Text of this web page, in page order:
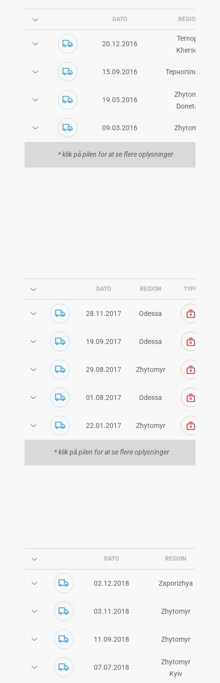
DATO REGION
20.12.2016
Ternopil
Kherson
15.09.2016 Тернопільська
19.05.2016
Zhytomyr
Donetsk
09.03.2016 Zhytomyr
* klik på pilen for at se flere oplysninger
DATO REGION TYPE
28.11.2017 Odessa
19.09.2017 Odessa
29.08.2017 Zhytomyr
01.08.2017 Odessa
22.01.2017
Zhytomyr
* klik på pilen for at se flere oplysninger
DATO REGION
02.12.2018 Zaporizhya
03.11.2018 Zhytomyr
11.09.2018 Zhytomyr
07.07.2018
Zhytomyr
Kyiv